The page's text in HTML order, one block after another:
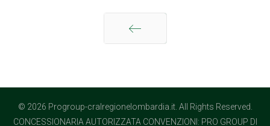
© 2026 Progroup-cralregionelombardia.it. All Rights Reserved.
CONCESSIONARIA AUTORIZZATA CONVENZIONI: PRO GROUP DI